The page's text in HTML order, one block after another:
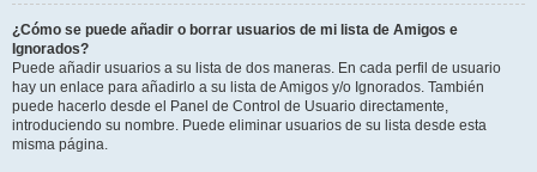
¿Cómo se puede añadir o borrar usuarios de mi lista de Amigos e
Ignorados?
Puede añadir usuarios a su lista de dos maneras. En cada perfil de usuario
hay un enlace para añadirlo a su lista de Amigos y/o Ignorados. También
puede hacerlo desde el Panel de Control de Usuario directamente,
introduciendo su nombre. Puede eliminar usuarios de su lista desde esta
misma página.